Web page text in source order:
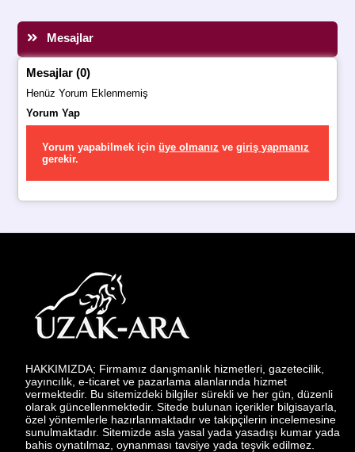
Mesajlar
Mesajlar (0)
Henüz Yorum Eklenmemiş
Yorum Yap
Yorum yapabilmek içinüye olmanız vegiriş yapmanız
gerekir.
HAKKIMIZDA; Firmamız danışmanlık hizmetleri, gazetecilik,
yayıncılık, e-ticaret ve pazarlama alanlarında hizmet
vermektedir. Bu sitemizdeki bilgiler sürekli ve her gün, düzenli
olarak güncellenmektedir. Sitede bulunan içerikler bilgisayarla,
özel yöntemlerle hazırlanmaktadır ve takipçilerin incelemesine
sunulmaktadır. Sitemizde asla yasal yada yasadışı kumar yada
bahis oynatılmaz, oynanması tavsiye yada teşvik edilmez.